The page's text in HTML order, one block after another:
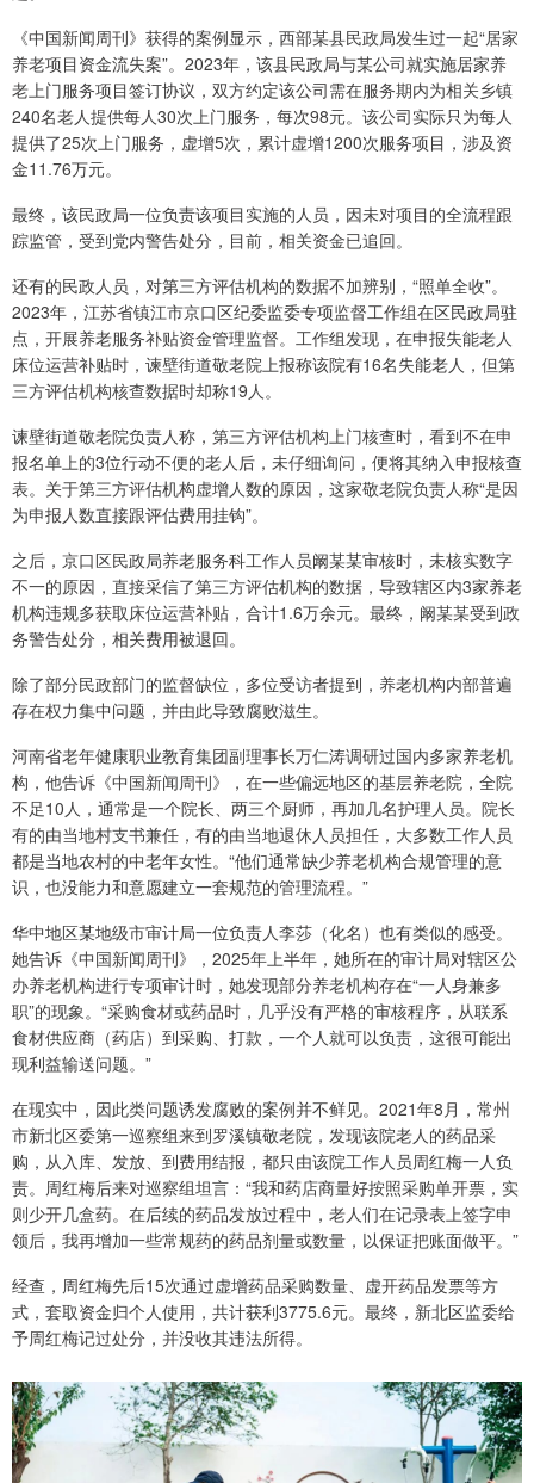
《中国新闻周刊》获得的案例显示，西部某县民政局发生过一起“居家
养老项目资金流失案”。2023年，该县民政局与某公司就实施居家养
老上门服务项目签订协议，双方约定该公司需在服务期内为相关乡镇
240名老人提供每人30次上门服务，每次98元。该公司实际只为每人
提供了25次上门服务，虚增5次，累计虚增1200次服务项目，涉及资
金11.76万元。
最终，该民政局一位负责该项目实施的人员，因未对项目的全流程跟
踪监管，受到党内警告处分，目前，相关资金已追回。
还有的民政人员，对第三方评估机构的数据不加辨别，“照单全收”。
2023年，江苏省镇江市京口区纪委监委专项监督工作组在区民政局驻
点，开展养老服务补贴资金管理监督。工作组发现，在申报失能老人
床位运营补贴时，谏壁街道敬老院上报称该院有16名失能老人，但第
三方评估机构核查数据时却称19人。
谏壁街道敬老院负责人称，第三方评估机构上门核查时，看到不在申
报名单上的3位行动不便的老人后，未仔细询问，便将其纳入申报核查
表。关于第三方评估机构虚增人数的原因，这家敬老院负责人称“是因
为申报人数直接跟评估费用挂钩”。
之后，京口区民政局养老服务科工作人员阚某某审核时，未核实数字
不一的原因，直接采信了第三方评估机构的数据，导致辖区内3家养老
机构违规多获取床位运营补贴，合计1.6万余元。最终，阚某某受到政
务警告处分，相关费用被退回。
除了部分民政部门的监督缺位，多位受访者提到，养老机构内部普遍
存在权力集中问题，并由此导致腐败滋生。
河南省老年健康职业教育集团副理事长万仁涛调研过国内多家养老机
构，他告诉《中国新闻周刊》，在一些偏远地区的基层养老院，全院
不足10人，通常是一个院长、两三个厨师，再加几名护理人员。院长
有的由当地村支书兼任，有的由当地退休人员担任，大多数工作人员
都是当地农村的中老年女性。“他们通常缺少养老机构合规管理的意
识，也没能力和意愿建立一套规范的管理流程。”
华中地区某地级市审计局一位负责人李莎（化名）也有类似的感受。
她告诉《中国新闻周刊》，2025年上半年，她所在的审计局对辖区公
办养老机构进行专项审计时，她发现部分养老机构存在“一人身兼多
职”的现象。“采购食材或药品时，几乎没有严格的审核程序，从联系
食材供应商（药店）到采购、打款，一个人就可以负责，这很可能出
现利益输送问题。”
在现实中，因此类问题诱发腐败的案例并不鲜见。2021年8月，常州
市新北区委第一巡察组来到罗溪镇敬老院，发现该院老人的药品采
购，从入库、发放、到费用结报，都只由该院工作人员周红梅一人负
责。周红梅后来对巡察组坦言：“我和药店商量好按照采购单开票，实
则少开几盒药。在后续的药品发放过程中，老人们在记录表上签字申
领后，我再增加一些常规药的药品剂量或数量，以保证把账面做平。”
经查，周红梅先后15次通过虚增药品采购数量、虚开药品发票等方
式，套取资金归个人使用，共计获利3775.6元。最终，新北区监委给
予周红梅记过处分，并没收其违法所得。